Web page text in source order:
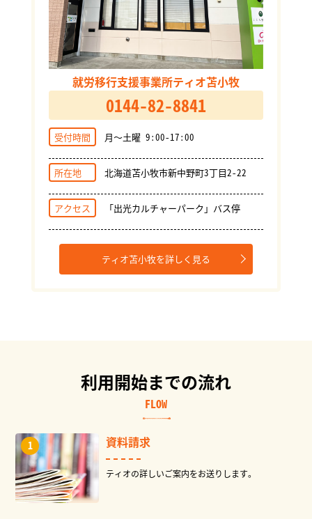
就労移行支援事業所ティオ苫小牧
0144-82-8841
受付時間 月～土曜 9:00-17:00
所在地 北海道苫小牧市新中野町3丁目2-22
アクセス 「出光カルチャーパーク」バス停
ティオ苫小牧を詳しく見る
利用開始までの流れ
FLOW
資料請求
ティオの詳しいご案内をお送りします。